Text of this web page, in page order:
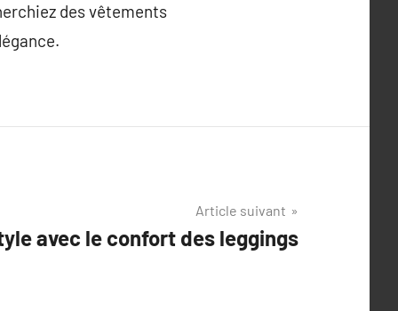
des vêtements
Article suivant
avec le confort des leggings